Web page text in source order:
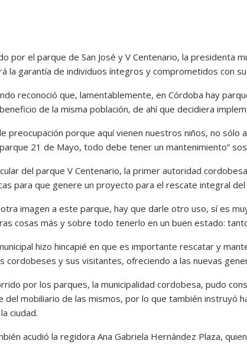
por el parque de San José y V Centenario, la presidenta
la garantía de individuos íntegros y comprometidos con su
reconoció que, lamentablemente, en Córdoba hay
de la misma población, de ahí que decidiera
preocupación porque aquí vienen nuestros niños, no sólo
21 de Mayo, todo debe tener un mantenimiento”
del parque V Centenario, la primer autoridad
para que genere un proyecto para el rescate integral
imagen a este parque, hay que darle otro uso, sí es
cosas más y sobre todo tenerlo en un buen estado:
hizo hincapié en que es importante rescatar y
cordobeses y sus visitantes, ofreciendo a las nuevas
por los parques, la municipalidad cordobesa, pudo
del mobiliario de las mismos, por lo que también instruyó
ciudad.
acudió la regidora Ana Gabriela Hernández Plaza,